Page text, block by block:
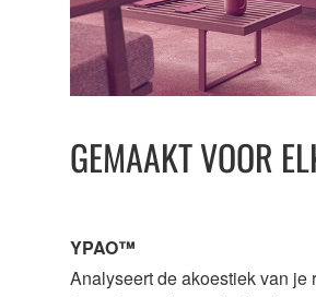
GEMAAKT VOOR
YPAO™
Analyseert de akoestiek van je